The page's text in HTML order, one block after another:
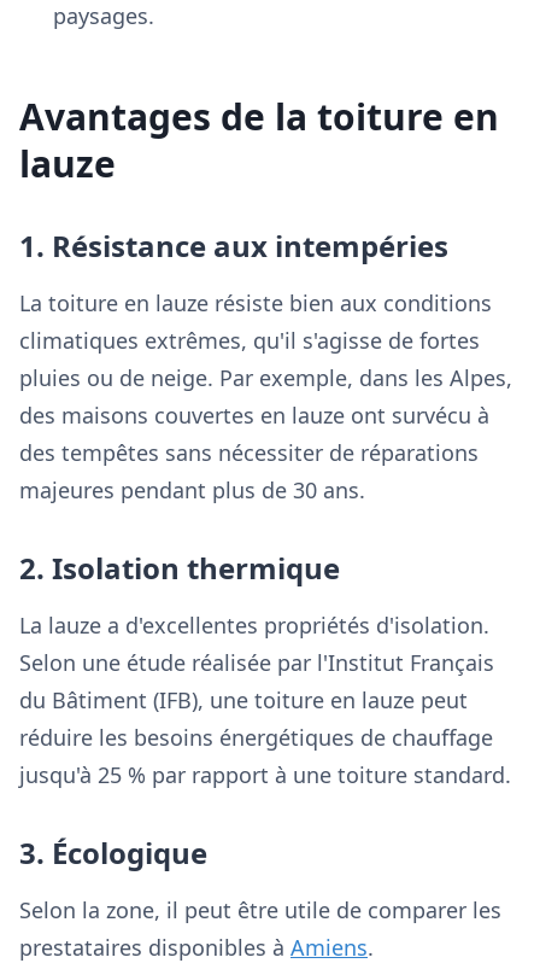
paysages.
Avantages de la toiture en
lauze
1. Résistance aux intempéries
La toiture en lauze résiste bien aux conditions
climatiques extrêmes, qu'il s'agisse de fortes
pluies ou de neige. Par exemple, dans les Alpes,
des maisons couvertes en lauze ont survécu à
des tempêtes sans nécessiter de réparations
majeures pendant plus de 30 ans.
2. Isolation thermique
La lauze a d'excellentes propriétés d'isolation.
Selon une étude réalisée par l'Institut Français
du Bâtiment (IFB), une toiture en lauze peut
réduire les besoins énergétiques de chauffage
jusqu'à 25 % par rapport à une toiture standard.
3. Écologique
Selon la zone, il peut être utile de comparer les
prestataires disponibles à Amiens.